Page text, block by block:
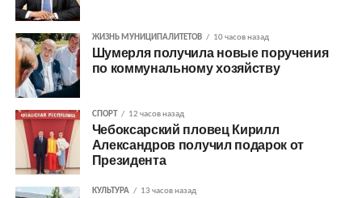
ЖИЗНЬ МУНИЦИПАЛИТЕТОВ 10 часов назад
Шумерля получила новые поручения
по коммунальному хозяйству
СПОРТ 12 часов назад
Чебоксарский пловец Кирилл
Александров получил подарок от
Президента
КУЛЬТУРА 13 часов назад